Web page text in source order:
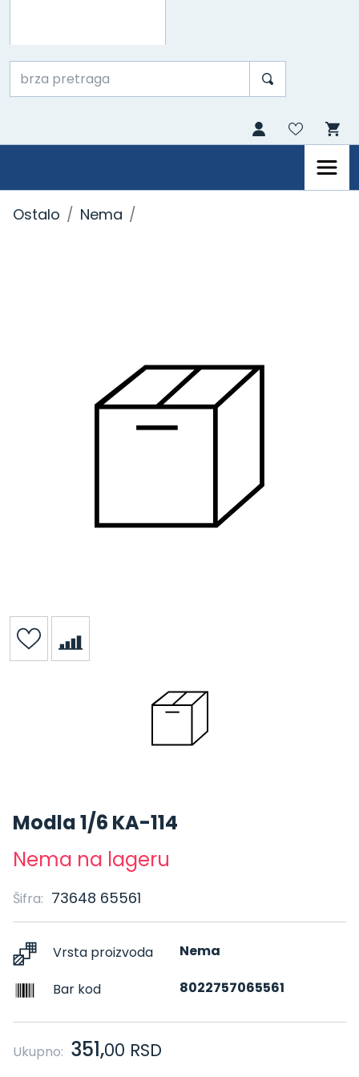
Ostalo Nema
Modla 1/6 KA-114
Nema na lageru
Šifra: 73648 65561
Vrsta proizvoda Nema
Bar kod 8022757065561
Ukupno: 351,00 RSD